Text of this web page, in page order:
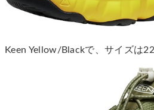
Keen Yellow/Blackで、サイズは